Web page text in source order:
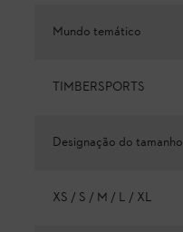
Mundo temático
TIMBERSPORTS
Designação do tamanho
XS / S / M / L / XL